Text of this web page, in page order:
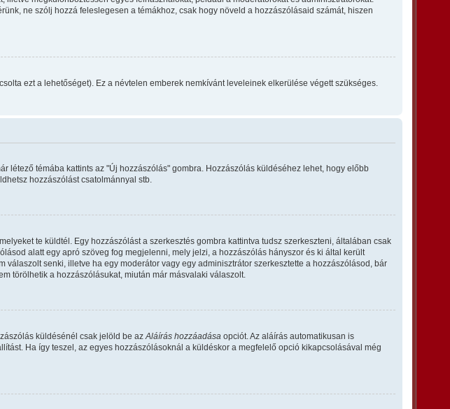
ne szólj hozzá feleslegesen a témákhoz, csak hogy növeld a hozzászólásaid számát, hiszen
ezt a lehetőséget). Ez a névtelen emberek nemkívánt leveleinek elkerülése végett szükséges.
létező témába kattints az "Új hozzászólás" gombra. Hozzászólás küldéséhez lehet, hogy előbb
hozzászólást csatolmánnyal stb.
te küldtél. Egy hozzászólást a szerkesztés gombra kattintva tudsz szerkeszteni, általában csak
alatt egy apró szöveg fog megjelenni, mely jelzi, a hozzászólás hányszor és ki által került
senki, illetve ha egy moderátor vagy egy adminisztrátor szerkesztette a hozzászólásod, bár
törölhetik a hozzászólásukat, miután már másvalaki válaszolt.
küldésénél csak jelöld be azAláírás hozzáadása opciót. Az aláírás automatikusan is
Ha így teszel, az egyes hozzászólásoknál a küldéskor a megfelelő opció kikapcsolásával még